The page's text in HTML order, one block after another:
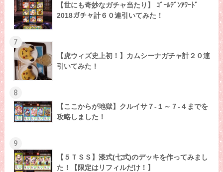
【世にも奇妙なガチャ当たり】 ｺﾞｰﾙﾃﾞﾝｱﾜｰﾄﾞ
2018ガチャ計６０連引いてみた！
7
【虎ウィズ史上初！】カムシーナガチャ計２０連
引いてみた！
8
【ここからが地獄】クルイサ７-１～７-４までを
攻略しました！
9
【５ＴＳＳ】漆式(七式)のデッキを作ってみまし
た！【限定はリフィルだけ！】